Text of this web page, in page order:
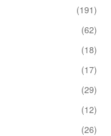
(191)
(62)
(18)
(17)
(29)
(12)
(26)